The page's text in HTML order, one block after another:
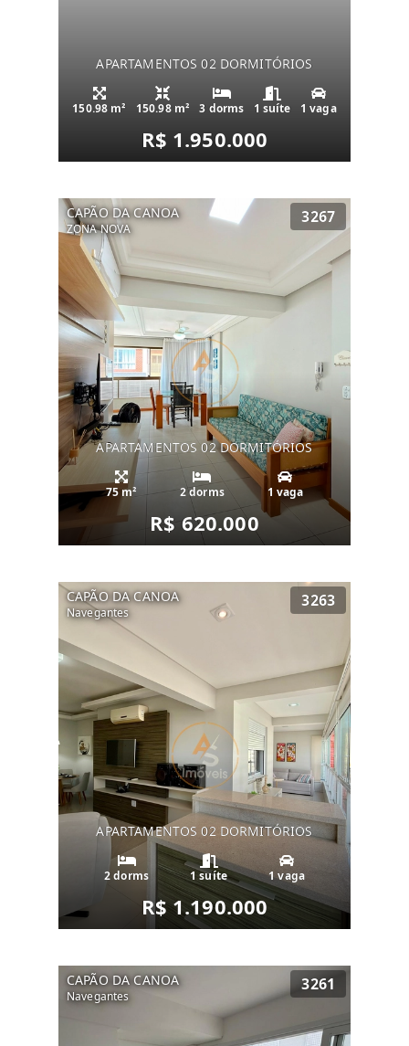
APARTAMENTOS 02 DORMITÓRIOS
150.98 m² 150.98 m² 3 dorms 1 suíte 1 vaga
R$ 1.950.000
CAPÃO DA CANOA
ZONA NOVA
3267
APARTAMENTOS 02 DORMITÓRIOS
75 m² 2 dorms 1 vaga
R$ 620.000
CAPÃO DA CANOA
Navegantes
3263
APARTAMENTOS 02 DORMITÓRIOS
2 dorms 1 suíte 1 vaga
R$ 1.190.000
CAPÃO DA CANOA
Navegantes
3261